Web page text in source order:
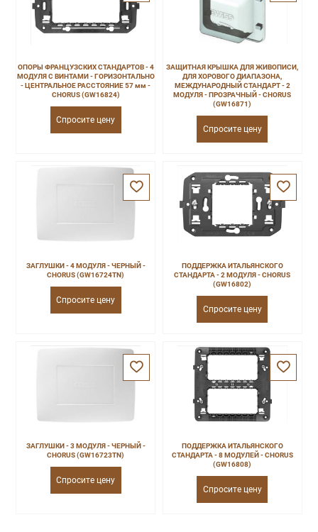
ОПОРЫ ФРАНЦУЗСКИХ СТАНДАРТОВ - 4
МОДУЛЯ С ВИНТАМИ - ГОРИЗОНТАЛЬНО
- ЦЕНТРАЛЬНОЕ РАССТОЯНИЕ 57 мм -
CHORUS (GW16824)
Спросите цену
ЗАЩИТНАЯ КРЫШКА ДЛЯ ЖИВОПИСИ,
ДЛЯ ХОРОВОГО ДИАПАЗОНА,
МЕЖДУНАРОДНЫЙ СТАНДАРТ - 2
МОДУЛЯ - ПРОЗРАЧНЫЙ - CHORUS
(GW16871)
Спросите цену
ЗАГЛУШКИ - 4 МОДУЛЯ - ЧЕРНЫЙ -
CHORUS (GW16724TN)
Спросите цену
ПОДДЕРЖКА ИТАЛЬЯНСКОГО
СТАНДАРТА - 2 МОДУЛЯ - CHORUS
(GW16802)
Спросите цену
ЗАГЛУШКИ - 3 МОДУЛЯ - ЧЕРНЫЙ -
CHORUS (GW16723TN)
Спросите цену
ПОДДЕРЖКА ИТАЛЬЯНСКОГО
СТАНДАРТА - 8 МОДУЛЕЙ - CHORUS
(GW16808)
Спросите цену